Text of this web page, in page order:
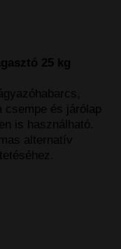
25 kg
csempe és járólap
is használható.
alternatív